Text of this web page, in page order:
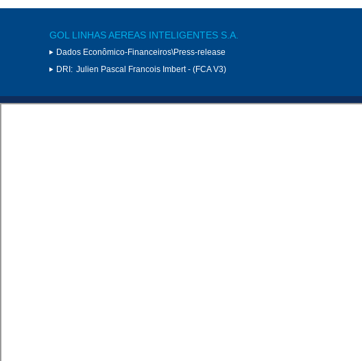
GOL LINHAS AEREAS INTELIGENTES S.A.
Dados Econômico-Financeiros\Press-release
DRI: Julien Pascal Francois Imbert - (FCA V3)